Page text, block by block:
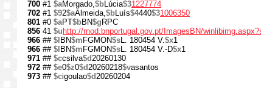
700 #1 $aMorgado,$bLúcia$31227774
702 #1 $92$aAlmeida,$bLuís$4440$31006350
801 #0 $aPT$bBN$g RPC
856 41 $u http://rnod.bnportugal.gov.pt/ImagesBN/
966 ## $l BN$m FGMON$sL. 180454 V.$x1
966 ## $l BN$m FGMON$sL. 180454 V.-D$x1
971 ## $ccsilva$d20260130
972 ## $e0$z0$d20260218$vasantos
973 ## $cigoulao$d20260204